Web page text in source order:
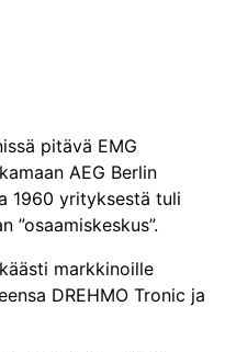
pitävä EMG
AEG Berlin
1960 yrityksestä tuli
”osaamiskeskus”.
markkinoille
DREHMO Tronic ja